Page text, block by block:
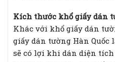
Kích thước khổ giấy dán
Khác với khổ giấy dán
giấy dán tường Hàn Quốc
sẽ có lợi khi dán diện